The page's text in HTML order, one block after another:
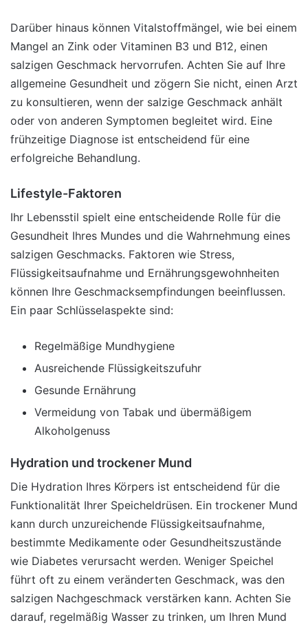
Darüber hinaus können Vitalstoffmängel, wie bei einem
Mangel an Zink oder Vitaminen B3 und B12, einen
salzigen Geschmack hervorrufen. Achten Sie auf Ihre
allgemeine Gesundheit und zögern Sie nicht, einen Arzt
zu konsultieren, wenn der salzige Geschmack anhält
oder von anderen Symptomen begleitet wird. Eine
frühzeitige Diagnose ist entscheidend für eine
erfolgreiche Behandlung.
Lifestyle-Faktoren
Ihr Lebensstil spielt eine entscheidende Rolle für die
Gesundheit Ihres Mundes und die Wahrnehmung eines
salzigen Geschmacks. Faktoren wie Stress,
Flüssigkeitsaufnahme und Ernährungsgewohnheiten
können Ihre Geschmacksempfindungen beeinflussen.
Ein paar Schlüsselaspekte sind:
Regelmäßige Mundhygiene
Ausreichende Flüssigkeitszufuhr
Gesunde Ernährung
Vermeidung von Tabak und übermäßigem
Alkoholgenuss
Hydration und trockener Mund
Die Hydration Ihres Körpers ist entscheidend für die
Funktionalität Ihrer Speicheldrüsen. Ein trockener Mund
kann durch unzureichende Flüssigkeitsaufnahme,
bestimmte Medikamente oder Gesundheitszustände
wie Diabetes verursacht werden. Weniger Speichel
führt oft zu einem veränderten Geschmack, was den
salzigen Nachgeschmack verstärken kann. Achten Sie
darauf, regelmäßig Wasser zu trinken, um Ihren Mund